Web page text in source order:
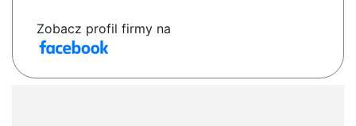
Zobacz profil firmy na